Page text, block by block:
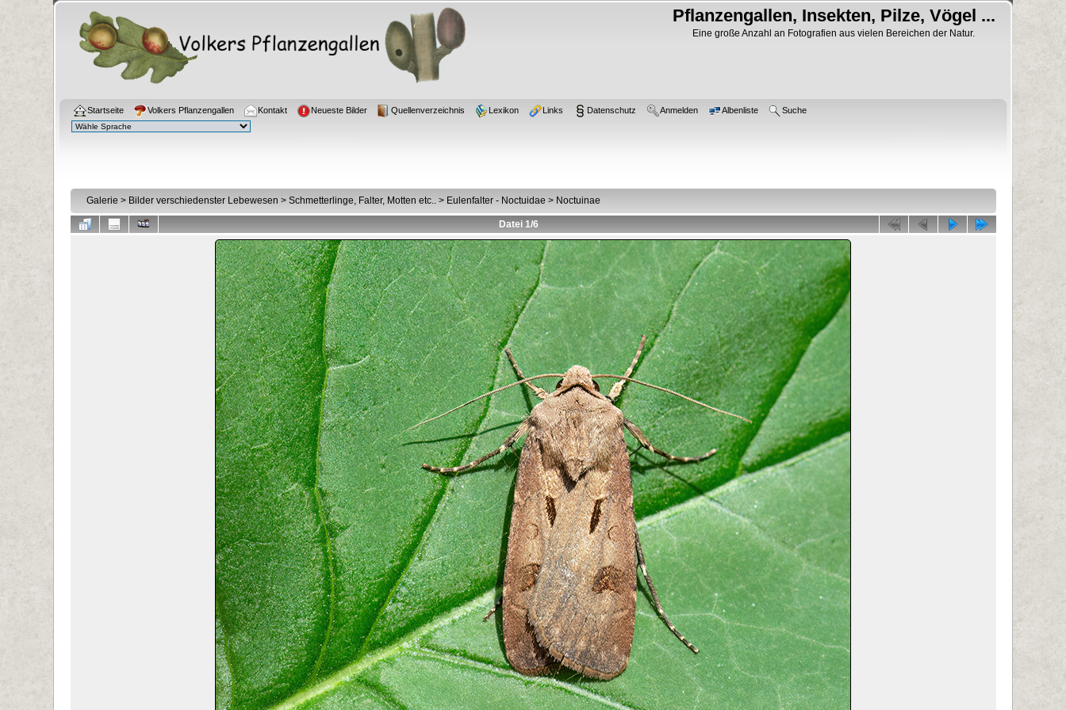
Pflanzengallen, Insekten, Pilze, Vögel ...
Eine große Anzahl an Fotografien aus vielen Bereichen der Natur.
Startseite Volkers Pflanzengallen Kontakt Neueste Bilder Quellenverzeichnis Lexikon Links Datenschutz Anmelden Albenliste Suche
Galerie > Bilder verschiedenster Lebewesen > Schmetterlinge, Falter, Motten etc..> Eulenfalter - Noctuidae > Noctuinae
Datei 1/6